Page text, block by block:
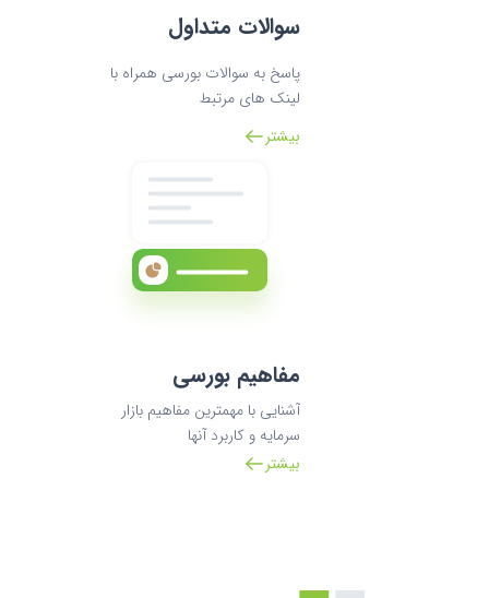
سوالات متداول
پاسخ به سوالات بورسی همراه با
لینک های مرتبط
بیشتر
مفاهیم بورسی
آشنایی با مهمترین مفاهیم بازار
سرمایه و کاربرد آنها
بیشتر